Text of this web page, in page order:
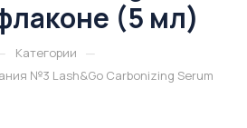
(5 мл)
Категории —
№3 Lash&Go Carbonizing Serum